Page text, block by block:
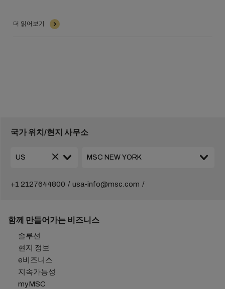
더 읽어보기
국가 위치/현지 사무소
+1 2127644800 usa-info@msc.com
함께 만들어가는 비즈니스
솔루션
현지 정보
e비즈니스
지속가능성
myMSC